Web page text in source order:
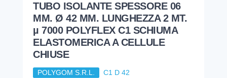
TUBO ISOLANTE SPESSORE 06
MM. Ø 42 MM. LUNGHEZZA 2 MT.
µ 7000 POLYFLEX C1 SCHIUMA
ELASTOMERICA A CELLULE
CHIUSE
POLYGOM S.R.L. C1 D 42